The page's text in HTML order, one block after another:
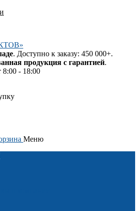
. Доступно к заказу: 450 000+.
продукция с гарантией.
8:00 - 18:00
Меню